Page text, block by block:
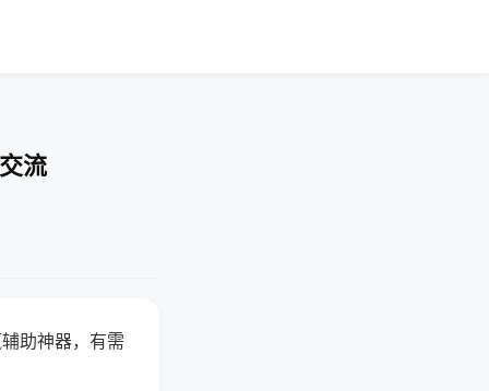
流
助神器，有需